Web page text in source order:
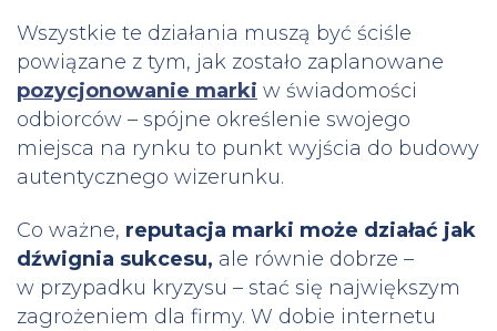
Wszystkie te działania muszą być ściśle
powiązane z tym, jak zostało zaplanowane
pozycjonowanie marki w świadomości
odbiorców – spójne określenie swojego
miejsca na rynku to punkt wyjścia do budowy
autentycznego wizerunku.
Co ważne, reputacja marki może działać jak
dźwignia sukcesu, ale równie dobrze –
w przypadku kryzysu – stać się największym
zagrożeniem dla firmy. W dobie internetu